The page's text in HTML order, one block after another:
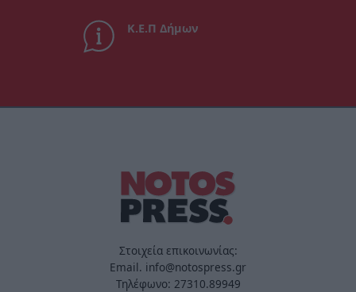
Κ.Ε.Π Δήμων
Στοιχεία επικοινωνίας:
Email. info@notospress.gr
Τηλέφωνο: 27310.89949